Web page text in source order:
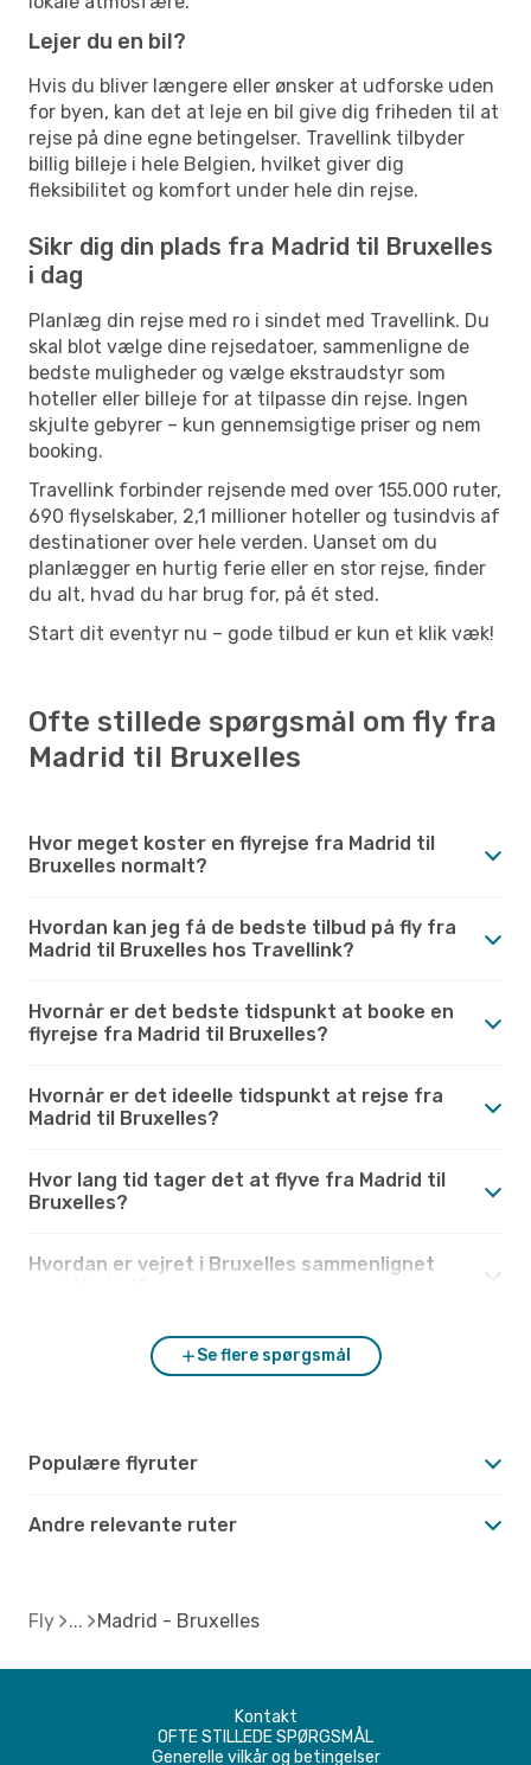
Lejer du en bil?
Hvis du bliver længere eller ønsker at udforske uden
for byen, kan det at leje en bil give dig friheden til at
rejse på dine egne betingelser. Travellink tilbyder
billig billeje i hele Belgien, hvilket giver dig
fleksibilitet og komfort under hele din rejse.
Sikr dig din plads fra Madrid til Bruxelles
i dag
Planlæg din rejse med ro i sindet med Travellink. Du
skal blot vælge dine rejsedatoer, sammenligne de
bedste muligheder og vælge ekstraudstyr som
hoteller eller billeje for at tilpasse din rejse. Ingen
skjulte gebyrer – kun gennemsigtige priser og nem
booking.
Travellink forbinder rejsende med over 155.000 ruter,
690 flyselskaber, 2,1 millioner hoteller og tusindvis af
destinationer over hele verden. Uanset om du
planlægger en hurtig ferie eller en stor rejse, finder
du alt, hvad du har brug for, på ét sted.
Start dit eventyr nu – gode tilbud er kun et klik væk!
Ofte stillede spørgsmål om fly fra
Madrid til Bruxelles
Hvor meget koster en flyrejse fra Madrid til
Bruxelles normalt?
Hvordan kan jeg få de bedste tilbud på fly fra
Madrid til Bruxelles hos Travellink?
Hvornår er det bedste tidspunkt at booke en
flyrejse fra Madrid til Bruxelles?
Hvornår er det ideelle tidspunkt at rejse fra
Madrid til Bruxelles?
Hvor lang tid tager det at flyve fra Madrid til
Bruxelles?
Hvordan er vejret i Bruxelles sammenlignet
Se flere spørgsmål
Populære flyruter
Andre relevante ruter
Fly Madrid - Bruxelles
Kontakt
OFTE STILLEDE SPØRGSMÅL
Generelle vilkår og betingelser